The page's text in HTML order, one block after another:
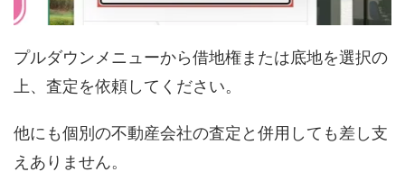
プルダウンメニューから借地権または底地を選択の
上、査定を依頼してください。
他にも個別の不動産会社の査定と併用しても差し支
えありません。